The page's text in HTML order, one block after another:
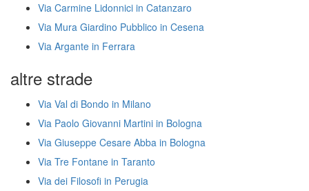
Via Carmine Lidonnici in Catanzaro
Via Mura Giardino Pubblico in Cesena
Via Argante in Ferrara
altre strade
Via Val di Bondo in Milano
Via Paolo Giovanni Martini in Bologna
Via Giuseppe Cesare Abba in Bologna
Via Tre Fontane in Taranto
Via dei Filosofi in Perugia